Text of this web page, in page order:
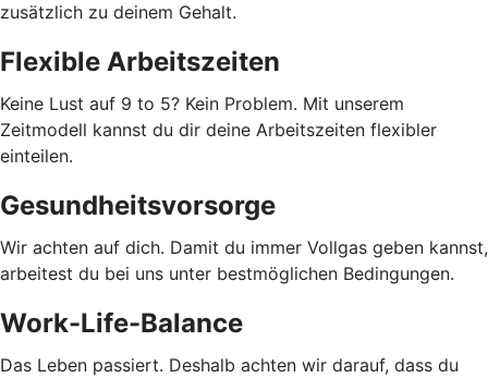
zusätzlich zu deinem Gehalt.
Flexible Arbeitszeiten
Keine Lust auf 9 to 5? Kein Problem. Mit unserem
Zeitmodell kannst du dir deine Arbeitszeiten flexibler
einteilen.
Gesundheitsvorsorge
Wir achten auf dich. Damit du immer Vollgas geben kannst,
arbeitest du bei uns unter bestmöglichen Bedingungen.
Work-Life-Balance
Das Leben passiert. Deshalb achten wir darauf, dass du